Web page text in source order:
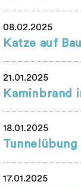
08.02.2025
Katze auf
21.01.2025
Kaminbrand
18.01.2025
17.01.2025